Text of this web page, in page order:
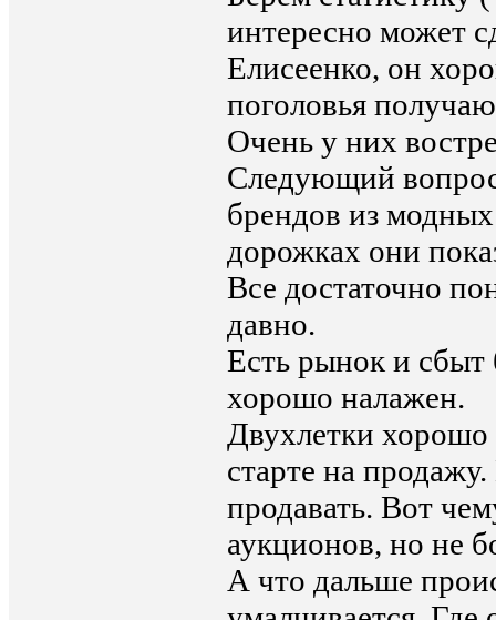
интересно может
Елисеенко, он
поголовья
Очень у них
Следующий
брендов из
дорожках они
Все достаточно
давно.
Есть рынок и сбыт
хорошо налажен.
Двухлетки
старте на
продавать. Вот
аукционов, но не
А что дальше